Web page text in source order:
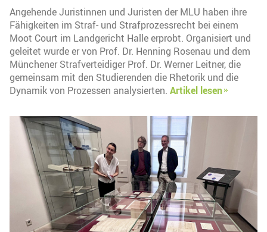
Angehende Juristinnen und Juristen der MLU haben ihre
Fähigkeiten im Straf- und Strafprozessrecht bei einem
Moot Court im Landgericht Halle erprobt. Organisiert und
geleitet wurde er von Prof. Dr. Henning Rosenau und dem
Münchener Strafverteidiger Prof. Dr. Werner Leitner, die
gemeinsam mit den Studierenden die Rhetorik und die
Dynamik von Prozessen analysierten. Artikel lesen